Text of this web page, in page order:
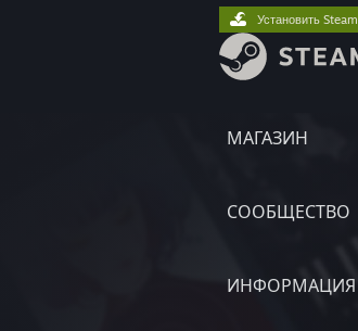
МАГАЗИН
СООБЩЕСТВО
ИНФОРМАЦИЯ
Установить Steam